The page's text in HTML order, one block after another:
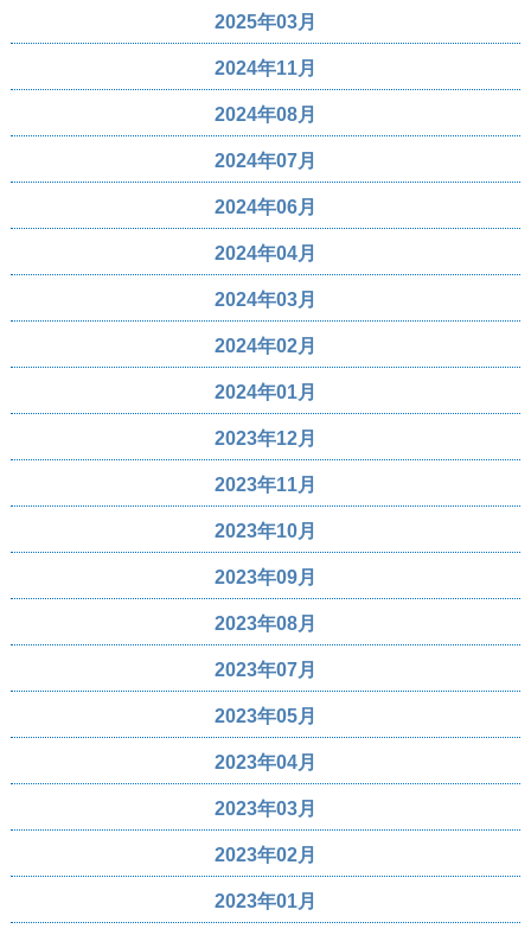
2025年03月
2024年11月
2024年08月
2024年07月
2024年06月
2024年04月
2024年03月
2024年02月
2024年01月
2023年12月
2023年11月
2023年10月
2023年09月
2023年08月
2023年07月
2023年05月
2023年04月
2023年03月
2023年02月
2023年01月